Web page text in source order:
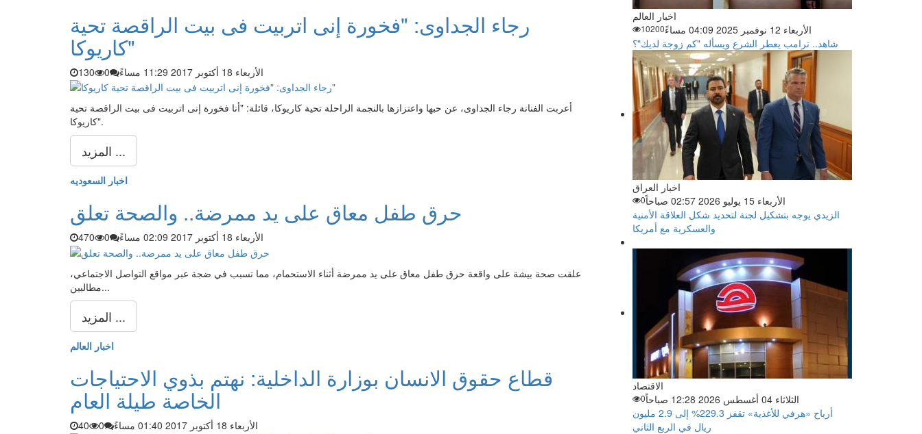
رجاء الجداوى: "فخورة إنى اتربيت فى بيت الراقصة تحية
كاريوكا"
الأربعاء 18 أكتوبر 2017 11:29 مساءً 0
130
أعربت الفنانة رجاء الجداوى، عن حبها واعتزازها بالنجمة الراحلة تحية كاريوكا، قائلة: "أنا فخورة إنى اتربيت فى بيت الراقصة تحية
كاريوكا".
المزيد ...
اخبار السعوديه
حرق طفل معاق على يد ممرضة.. والصحة تعلق
الأربعاء 18 أكتوبر 2017 02:09 مساءً 0
470
علقت صحة بيشة على واقعة حرق طفل معاق على يد ممرضة أثناء الاستحمام، مما تسبب في ضجة عبر مواقع التواصل الاجتماعي،
مطالبين...
المزيد ...
اخبار العالم
قطاع حقوق الانسان بوزارة الداخلية: نهتم بذوي الاحتياجات
الخاصة طيلة العام
الأربعاء 18 أكتوبر 2017 01:40 مساءً 0
40
اخبار العالم
الأربعاء 12 نوفمبر 2025 04:09 مساءً
10200
شاهد.. ترامب يعطر الشرع ويسأله "كم زوجة لديك"؟
اخبار العراق
الأربعاء 15 يوليو 2026 02:57 صباحاً
0
الزيدي يوجه بتشكيل لجنة لتحديد شكل العلاقة الأمنية
والعسكرية مع أمريكا
الاقتصاد
الثلاثاء 04 أغسطس 2026 12:28 صباحاً
0
أرباح «هرفي للأغذية» تقفز 229.3% إلى 2.9 مليون
ريال في الربع الثاني